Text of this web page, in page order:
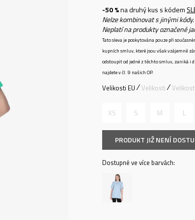
-50 %na druhý kus s kódem
Nelze kombinovat s jinými kódy.
Neplatí na produkty označené
Tato sleva je poskytována pouze při
kupních smluv, které jsou však vzájemně
odstoupit od jedné z těchto smluv, zaniká i
najdete v čl. 9 našich OP.
Velikosti EU Velikosti
XS S M L
PRODUKT JIŽ NENÍ
Dostupné ve více barvách: